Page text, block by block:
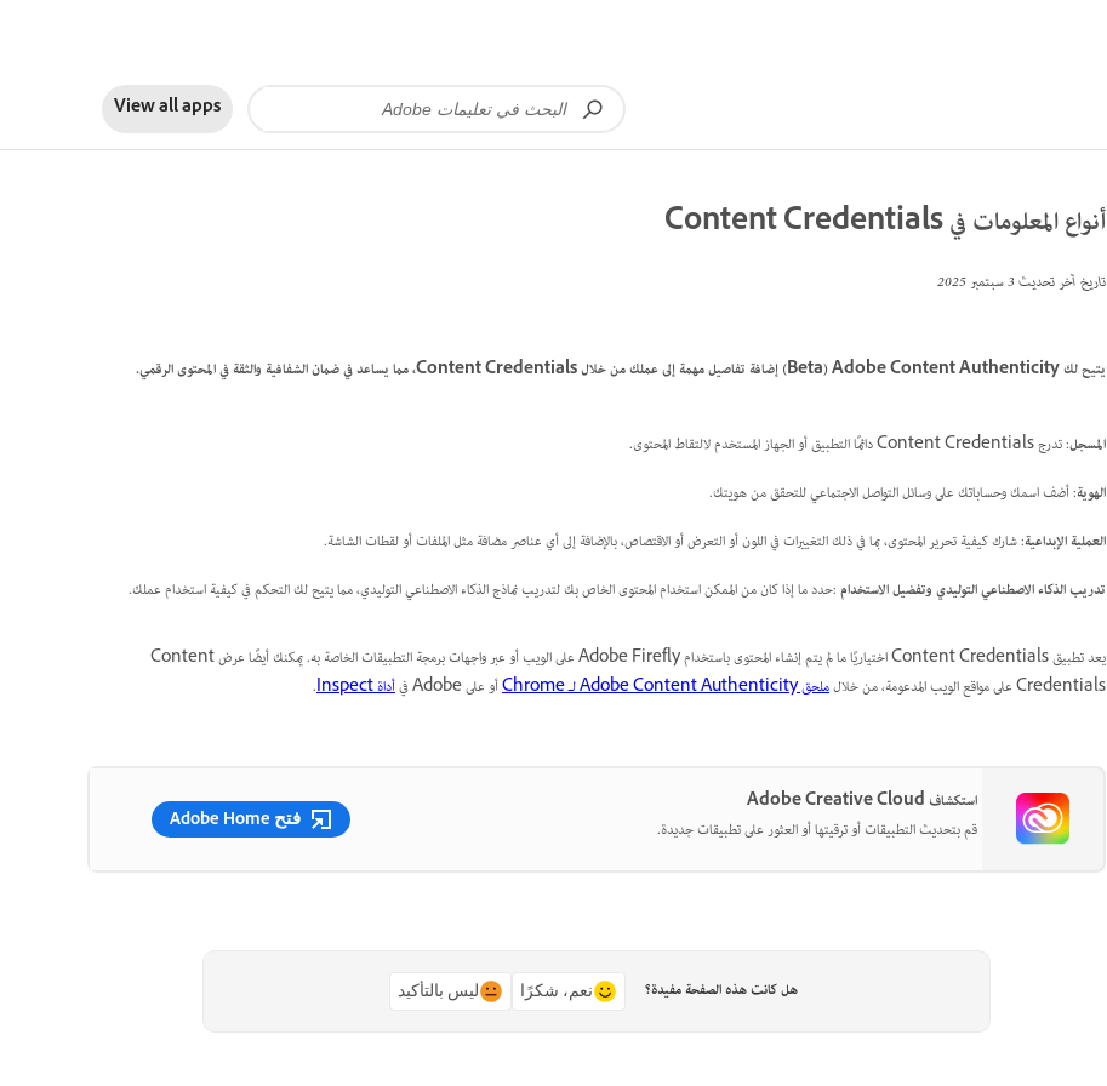
View all apps
أنواع المعلومات في Content Credentials
تاريخ آخر تحديث3 سبتمبر 2025
يتيح لك Adobe Content Authenticity‏ (Beta) إضافة تفاصيل مهمة إلى عملك من خلال Content Credentials، مما يساعد في ضمان الشفافية والثقة في المحتوى الرقمي.
المسجل: تدرج Content Credentials دائمًا التطبيق أو الجهاز المستخدم لالتقاط المحتوى.
الهوية: أضف اسمك وحساباتك على وسائل التواصل الاجتماعي للتحقق من هويتك.
العملية الإبداعية: شارك كيفية تحرير المحتوى، بما في ذلك التغييرات في اللون أو التعرض أو الاقتصاص، بالإضافة إلى أي عناصر مضافة مثل الملفات أو لقطات الشاشة.
تدريب الذكاء الاصطناعي التوليدي وتفضيل الاستخدام:حدد ما إذا كان من الممكن استخدام المحتوى الخاص بك لتدريب نماذج الذكاء الاصطناعي التوليدي، مما يتيح لك التحكم في كيفية استخدام عملك.
يعد تطبيق Content Credentials اختياريًا ما لم يتم إنشاء المحتوى باستخدام Adobe Firefly على الويب أو عبر واجهات برمجة التطبيقات الخاصة به. يمكنك أيضًا عرض Content
Credentials على مواقع الويب المدعومة، من خلال
ملحق Adobe Content Authenticity لـ Chrome أو على Adobe في أداة Inspect .
استكشاف Adobe Creative Cloud
قم بتحديث التطبيقات أو ترقيتها أو العثور على تطبيقات جديدة.
فتح Adobe Home
هل كانت هذه الصفحة مفيدة؟ نعم، شكرًا ليس بالتأكيد